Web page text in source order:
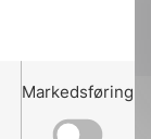
Markedsføring